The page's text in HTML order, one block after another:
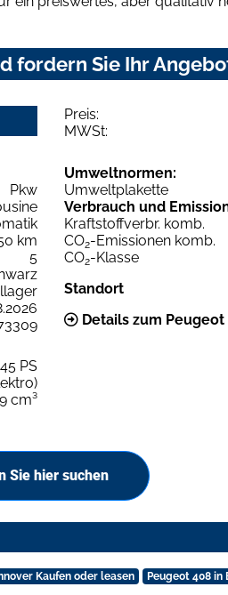
fordern Sie Ihr
Preis:
MWSt:
Pkw
km
5
PS
cm³
Umweltnormen:
Umweltplakette
Verbrauch und
Kraftstoffverbr. komb.
CO2-Emissionen komb.
CO2-Klasse
Standort
Details zum
Sie hier suchen
Kaufen oder leasen Peugeot 408 in